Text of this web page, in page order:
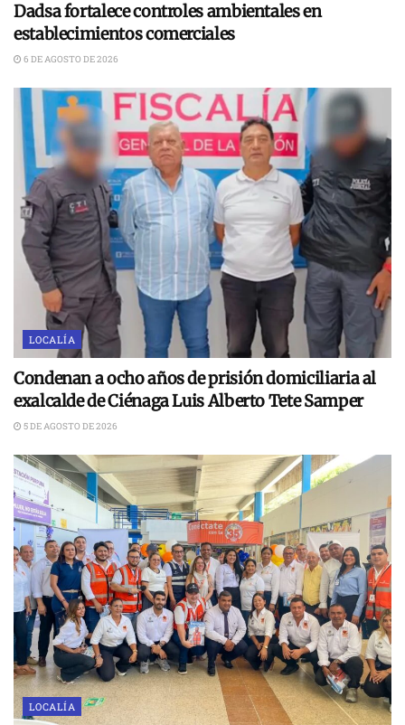
Dadsa fortalece controles ambientales en
establecimientos comerciales
6 DE AGOSTO DE 2026
LOCALÍA
Condenan a ocho años de prisión domiciliaria al
exalcalde de Ciénaga Luis Alberto Tete Samper
5 DE AGOSTO DE 2026
LOCALÍA